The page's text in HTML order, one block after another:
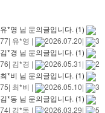
유*영 님 문의글입니다. (1)
77| 유*영 | 2026.07.20|
3
김*경 님 문의글입니다. (1)
76| 김*경 | 2026.05.31|
2
최*비 님 문의글입니다. (1)
75| 최*비 | 2026.05.10|
3
김*동 님 문의글입니다. (1)
74| 김*동 | 2026.03.29|
5